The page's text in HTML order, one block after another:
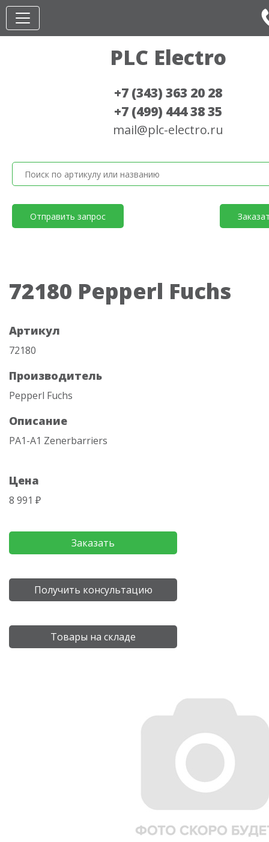
PLC Electro
+7 (343) 363 20 28
+7 (499) 444 38 35
mail@plc-electro.ru
Отправить запрос
72180 Pepperl Fuchs
Артикул
72180
Производитель
Pepperl Fuchs
Описание
PA1-A1 Zenerbarriers
Цена
8 991 ₽
Заказать
Получить консультацию
Товары на складе